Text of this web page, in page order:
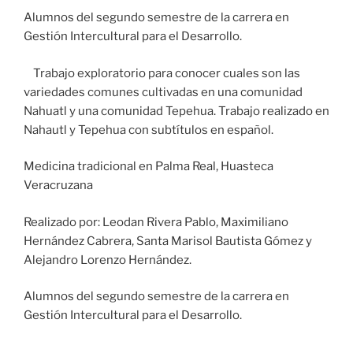
Alumnos del segundo semestre de la carrera en
Gestión Intercultural para el Desarrollo.
Trabajo exploratorio para conocer cuales son las
variedades comunes cultivadas en una comunidad
Nahuatl y una comunidad Tepehua. Trabajo realizado en
Nahautl y Tepehua con subtítulos en español.
Medicina tradicional en Palma Real, Huasteca
Veracruzana
Realizado por: Leodan Rivera Pablo, Maximiliano
Hernández Cabrera, Santa Marisol Bautista Gómez y
Alejandro Lorenzo Hernández.
Alumnos del segundo semestre de la carrera en
Gestión Intercultural para el Desarrollo.